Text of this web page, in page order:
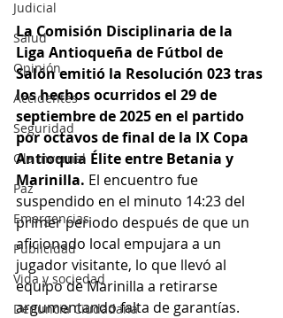
Judicial
Salud
Opinión
Accidentes
Seguridad
Ola Invernal
Paz
Emergencias
Publicidad
Vida y sociedad
Denuncia Ciudadana
La Comisión Disciplinaria de la
Liga Antioqueña de Fútbol de
Salón emitió la Resolución 023 tras
los hechos ocurridos el 29 de
septiembre de 2025 en el partido
por octavos de final de la IX Copa
Antioquia Élite entre Betania y
Marinilla. El encuentro fue
suspendido en el minuto 14:23 del
primer periodo después de que un
aficionado local empujara a un
jugador visitante, lo que llevó al
equipo de Marinilla a retirarse
argumentando falta de garantías.